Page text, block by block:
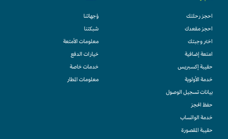
احجز رحلتك
احجز مقعدك
اختر وجبتك
امتعة إضافية
حقيبة إكسبريس
خدمة الأولوية
بيانات تسجيل الوصول
حفظ الحجز
خدمة الواتساب
حقيبة المقصورة
وُجهاتنا
شبكتنا
معلومات الأمتعة
خيارات الدفع
خدمات خاصة
معلومات المطار